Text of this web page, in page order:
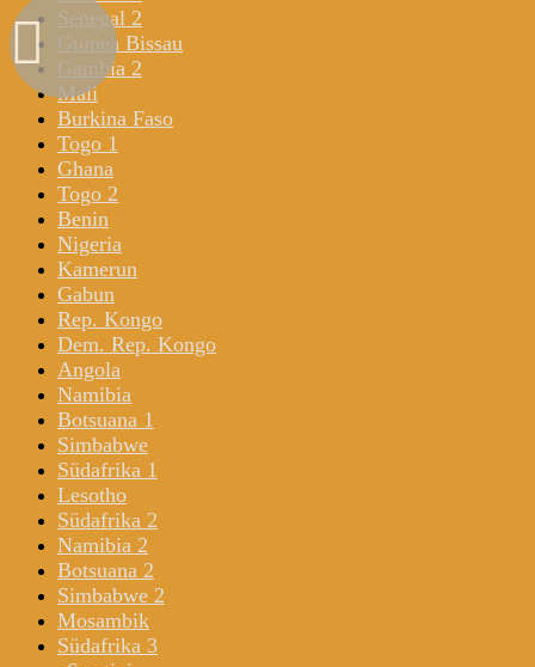
Senegal 2
Guinea Bissau
Gambia 2
Mali
Burkina Faso
Togo 1
Ghana
Togo 2
Benin
Nigeria
Kamerun
Gabun
Rep. Kongo
Dem. Rep. Kongo
Angola
Namibia
Botsuana 1
Simbabwe
Südafrika 1
Lesotho
Südafrika 2
Namibia 2
Botsuana 2
Simbabwe 2
Mosambik
Südafrika 3